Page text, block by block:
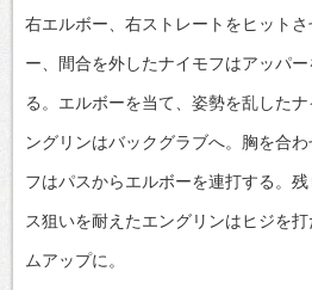
右エルボー、右ストレートをヒット
ー、間合を外したナイモフはアッパ
る。エルボーを当て、姿勢を乱した
ングリンはバックグラブへ。胸を合
フはパスからエルボーを連打する。
ス狙いを耐えたエングリンはヒジを
ムアップに。